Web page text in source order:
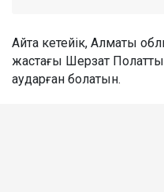
Айта кетейік, Алматы
жастағы Шерзат
аударған болатын.